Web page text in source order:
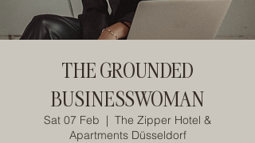
THE GROUNDED
BUSINESSWOMAN
Sat 07 Feb
  |
The Zipper Hotel &
Apartments Düsseldorf